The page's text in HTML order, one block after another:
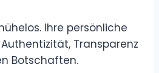
Ihre persönliche
Transparenz
Botschaften.